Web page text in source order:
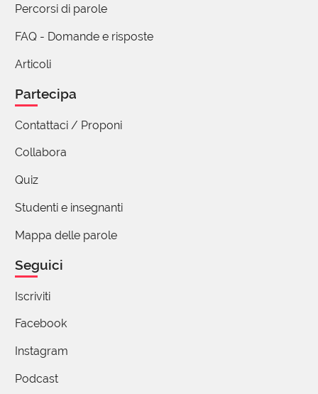
Percorsi di parole
FAQ - Domande e risposte
Articoli
Partecipa
Contattaci / Proponi
Collabora
Quiz
Studenti e insegnanti
Mappa delle parole
Seguici
Iscriviti
Facebook
Instagram
Podcast